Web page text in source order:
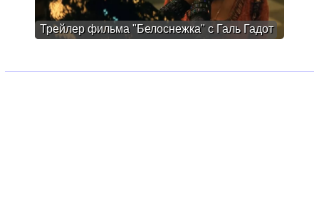
Трейлер фильма "Белоснежка" с Галь Гадот